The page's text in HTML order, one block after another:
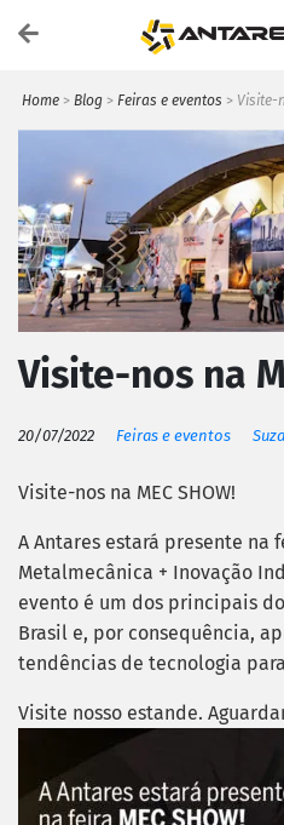
Home > Blog > Feiras e eventos > Visite-
Visite-nos na
20/07/2022 Feiras e eventos
Visite-nos na MEC SHOW!
A Antares estará presente na
Metalmecânica + Inovação
evento é um dos principais
Brasil e, por consequência,
tendências de tecnologia
Visite nosso estande.